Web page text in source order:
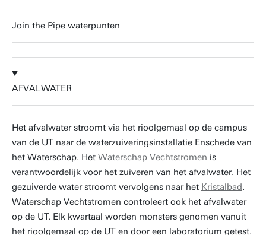
Join the Pipe waterpunten
AFVALWATER
Het afvalwater stroomt via het rioolgemaal op de campus
van de UT naar de waterzuiveringsinstallatie Enschede van
het Waterschap. Het Waterschap Vechtstromen is
verantwoordelijk voor het zuiveren van het afvalwater. Het
gezuiverde water stroomt vervolgens naar het Kristalbad.
Waterschap Vechtstromen controleert ook het afvalwater
op de UT. Elk kwartaal worden monsters genomen vanuit
het rioolgemaal op de UT en door een laboratorium getest.